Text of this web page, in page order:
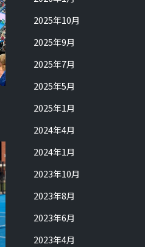
2025年10月
2025年9月
2025年7月
2025年5月
2025年1月
2024年4月
2024年1月
2023年10月
2023年8月
2023年6月
2023年4月